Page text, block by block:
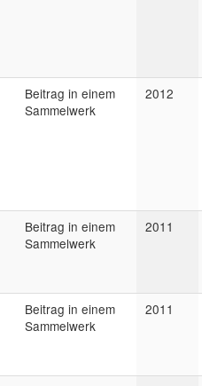
Beitrag in einem
Sammelwerk
2012
Beitrag in einem
Sammelwerk
2011
Beitrag in einem
Sammelwerk
2011